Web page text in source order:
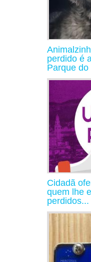
perdido é
Parque do
Cidadã
quem lhe
perdidos...